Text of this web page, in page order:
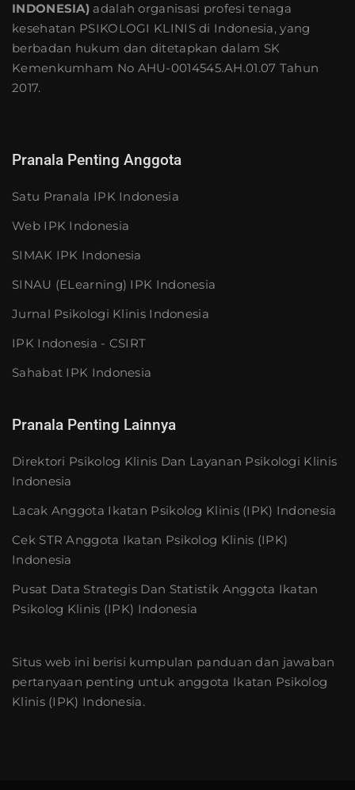
INDONESIA) adalah organisasi profesi tenaga
kesehatan PSIKOLOGI KLINIS di Indonesia, yang
berbadan hukum dan ditetapkan dalam SK
Kemenkumham No AHU-0014545.AH.01.07 Tahun
2017.
Pranala Penting Anggota
Satu Pranala IPK Indonesia
Web IPK Indonesia
SIMAK IPK Indonesia
SINAU (eLearning) IPK Indonesia
Jurnal Psikologi Klinis Indonesia
IPK Indonesia - CSIRT
Sahabat IPK Indonesia
Pranala Penting Lainnya
Direktori Psikolog Klinis Dan Layanan Psikologi Klinis
Indonesia
Lacak Anggota Ikatan Psikolog Klinis (IPK) Indonesia
Cek STR Anggota Ikatan Psikolog Klinis (IPK)
Indonesia
Pusat Data Strategis Dan Statistik Anggota Ikatan
Psikolog Klinis (IPK) Indonesia
Situs web ini berisi kumpulan panduan dan jawaban
pertanyaan penting untuk anggota Ikatan Psikolog
Klinis (IPK) Indonesia.